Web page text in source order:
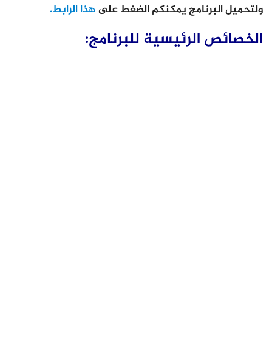
ولتحميل البرنامج يمكنكم الضغط علىهذا الرابط.
الخصائص الرئيسية للبرنامج: